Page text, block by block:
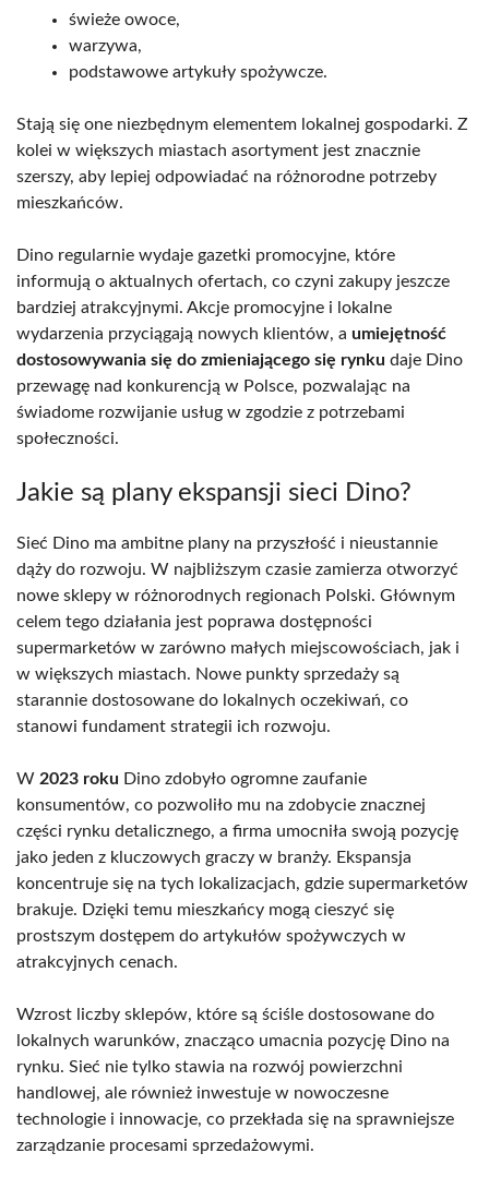
świeże owoce,
warzywa,
podstawowe artykuły spożywcze.
Stają się one niezbędnym elementem lokalnej gospodarki. Z
kolei w większych miastach asortyment jest znacznie
szerszy, aby lepiej odpowiadać na różnorodne potrzeby
mieszkańców.
Dino regularnie wydaje gazetki promocyjne, które
informują o aktualnych ofertach, co czyni zakupy jeszcze
bardziej atrakcyjnymi. Akcje promocyjne i lokalne
wydarzenia przyciągają nowych klientów, a umiejętność
dostosowywania się do zmieniającego się rynku daje Dino
przewagę nad konkurencją w Polsce, pozwalając na
świadome rozwijanie usług w zgodzie z potrzebami
społeczności.
Jakie są plany ekspansji sieci Dino?
Sieć Dino ma ambitne plany na przyszłość i nieustannie
dąży do rozwoju. W najbliższym czasie zamierza otworzyć
nowe sklepy w różnorodnych regionach Polski. Głównym
celem tego działania jest poprawa dostępności
supermarketów w zarówno małych miejscowościach, jak i
w większych miastach. Nowe punkty sprzedaży są
starannie dostosowane do lokalnych oczekiwań, co
stanowi fundament strategii ich rozwoju.
W 2023 roku Dino zdobyło ogromne zaufanie
konsumentów, co pozwoliło mu na zdobycie znacznej
części rynku detalicznego, a firma umocniła swoją pozycję
jako jeden z kluczowych graczy w branży. Ekspansja
koncentruje się na tych lokalizacjach, gdzie supermarketów
brakuje. Dzięki temu mieszkańcy mogą cieszyć się
prostszym dostępem do artykułów spożywczych w
atrakcyjnych cenach.
Wzrost liczby sklepów, które są ściśle dostosowane do
lokalnych warunków, znacząco umacnia pozycję Dino na
rynku. Sieć nie tylko stawia na rozwój powierzchni
handlowej, ale również inwestuje w nowoczesne
technologie i innowacje, co przekłada się na sprawniejsze
zarządzanie procesami sprzedażowymi.